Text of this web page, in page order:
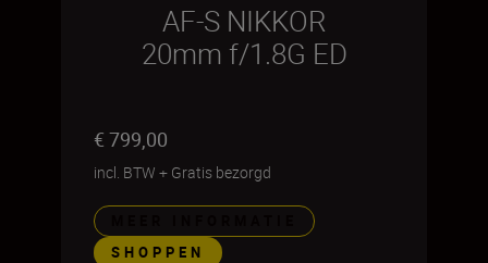
AF-S NIKKOR
20mm f/1.8G ED
€ 799,00
incl. BTW + Gratis bezorgd
SHOPPEN